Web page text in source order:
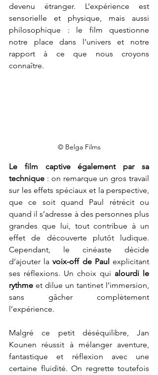
devenu étranger. L’expérience est
sensorielle et physique, mais aussi
philosophique : le film questionne
notre place dans l’univers et notre
rapport à ce que nous croyons
connaître.
© Belga Films
Le film captive également par sa
technique : on remarque un gros travail
sur les effets spéciaux et la perspective,
que ce soit quand Paul rétrécit ou
quand il s’adresse à des personnes plus
grandes que lui, tout contribue à un
effet de découverte plutôt ludique.
Cependant, le cinéaste décide
d’ajouter la voix-off de Paul explicitant
ses réflexions. Un choix qui alourdi le
rythme et dilue un tantinet l’immersion,
sans gâcher complètement
l’expérience.
Malgré ce petit déséquilibre, Jan
Kounen réussit à mélanger aventure,
fantastique et réflexion avec une
certaine fluidité. On regrette toutefois